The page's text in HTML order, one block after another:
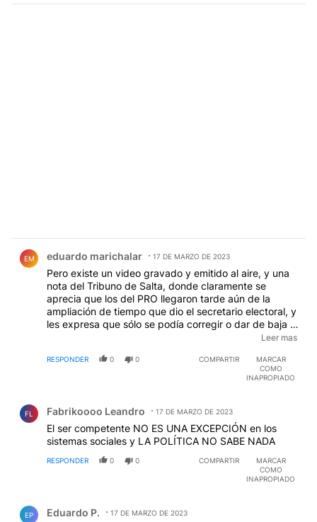
EM eduardo marichalar 17 DE MARZO DE 2023
Pero existe un video gravado y emitido al aire, y una
nota del Tribuno de Salta, donde claramente se
aprecia que los del PRO llegaron tarde aún de la
ampliación de tiempo que dio el secretario electoral, y
les expresa que sólo se podía corregir o dar de baja lo
presentado pero a esa altura no podían presentar un
para eso, y como anécdota se comenta que la gente
del PRO se encontraba en un bar al momento de tener
Leer mas
RESPONDER 0 0 COMPARTIR
MARCAR
COMO
INAPROPIADO
FL Fabrikoooo Leandro 17 DE MARZO DE 2023
El ser competente NO ES UNA EXCEPCIÓN en los
sistemas sociales y LA POLÍTICA NO SABE NADA
RESPONDER 0 0 COMPARTIR
MARCAR
COMO
INAPROPIADO
EP Eduardo P. 17 DE MARZO DE 2023